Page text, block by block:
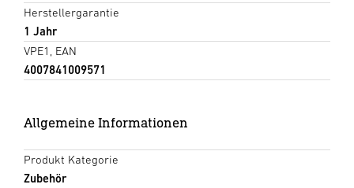
Herstellergarantie
1 Jahr
VPE1, EAN
4007841009571
Allgemeine Informationen
Produkt Kategorie
Zubehör